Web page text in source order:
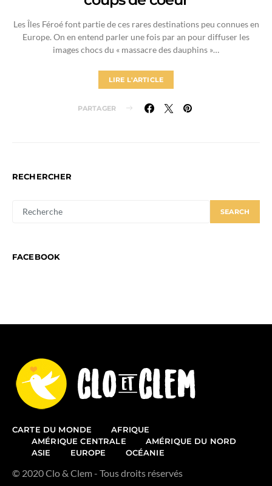
Les Îles Féroé font partie de ces rares destinations peu connues en
Europe. On en entend parler une fois par an pour diffuser les
images chocs du « massacre des dauphins »…
LIRE L'ARTICLE
PARTAGER
RECHERCHER
FOR:
SEARCH
FACEBOOK
CARTE DU MONDE
AFRIQUE
AMÉRIQUE CENTRALE
AMÉRIQUE DU NORD
ASIE
EUROPE OCÉANIE
© 2020 Clo & Clem - Tous droits réservés